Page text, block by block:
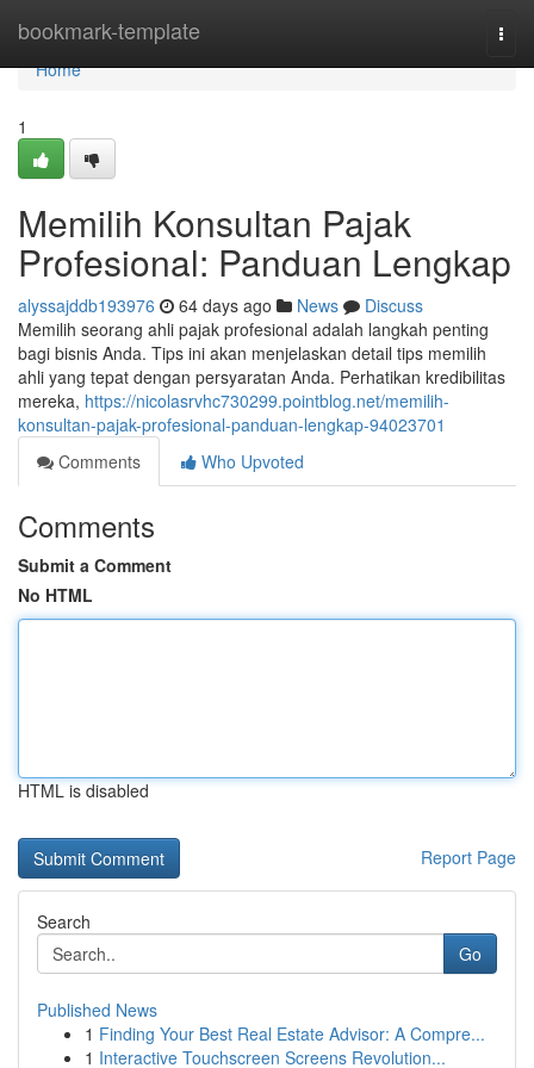
bookmark-template
Home
Home
1
Memilih Konsultan Pajak
Profesional: Panduan Lengkap
alyssajddb193976 64 days ago News
Discuss
Memilih seorang ahli pajak profesional adalah langkah penting
bagi bisnis Anda. Tips ini akan menjelaskan detail tips memilih
ahli yang tepat dengan persyaratan Anda. Perhatikan kredibilitas
mereka, https://nicolasrvhc730299.pointblog.net/memilih-
konsultan-pajak-profesional-panduan-lengkap-94023701
Comments
Who Upvoted
Comments
Submit a Comment
No HTML
HTML is disabled
Report Page
Search
Go
Published News
1 Finding Your Best Real Estate Advisor: A Compre...
1 Interactive Touchscreen Screens Revolution...